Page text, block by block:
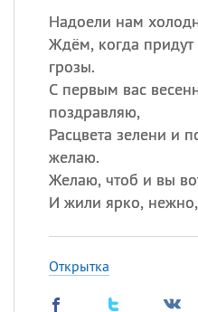
Надоели нам
Ждём, когда
грозы.
С первым вас
поздравляю,
Расцвета зелени и
желаю.
Желаю, чтоб и вы
И жили ярко,
Открытка